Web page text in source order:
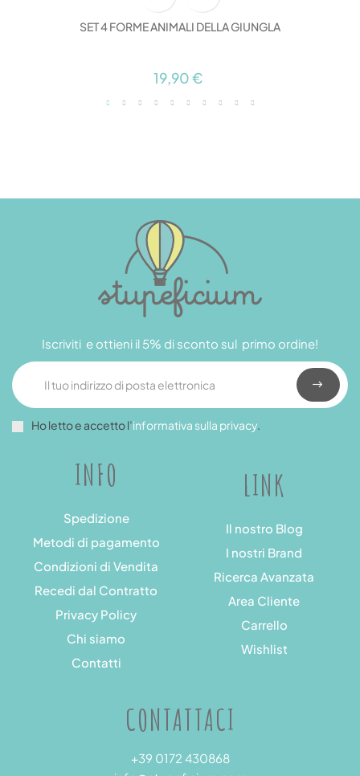
SET 4 FORME ANIMALI DELLA GIUNGLA
19,90 €
INFO
Spedizione
Metodi di pagamento
Condizioni di Vendita
Recedi dal Contratto
Privacy Policy
Chi siamo
Contatti
LINK
Il nostro Blog
I nostri Brand
Ricerca Avanzata
Area Cliente
Carrello
Wishlist
Iscriviti e ottieni il 5% di sconto sul primo ordine!
Ho letto e accetto l’informativa sulla privacy.
CONTATTACI
+39 0172 430868